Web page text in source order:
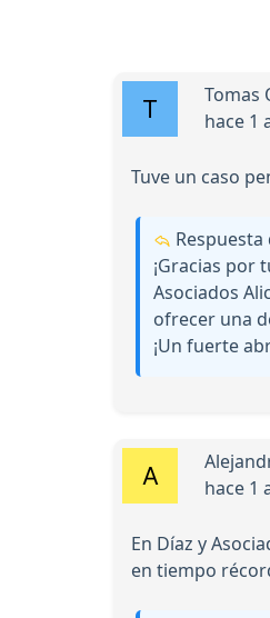
Tomas
hace 1
Tuve un caso
Respuesta
¡Gracias por
Asociados
ofrecer una
¡Un fuerte
hace 1
En Díaz y
en tiempo